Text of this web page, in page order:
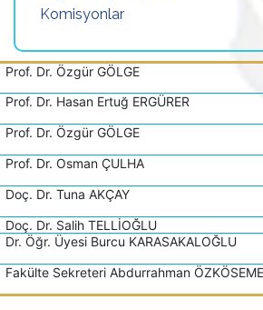
Komisyonlar
Prof. Dr. Özgür GÖLGE
Prof. Dr. Hasan Ertuğ ERGÜRER
Prof. Dr. Özgür GÖLGE
Prof. Dr. Osman ÇULHA
Doç. Dr. Tuna AKÇAY
Doç. Dr. Salih TELLİOĞLU
Dr. Öğr. Üyesi Burcu KARASAKALOĞLU
Fakülte Sekreteri Abdurrahman